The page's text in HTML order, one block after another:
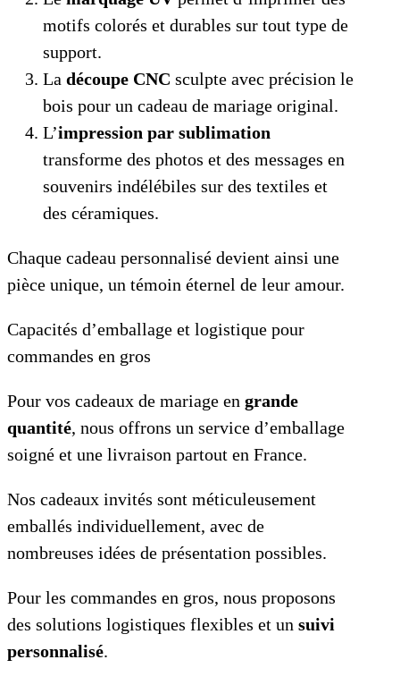
motifs colorés et durables sur tout type de
support.
La découpe CNC sculpte avec précision le
bois pour un cadeau de mariage original.
L’impression par sublimation
transforme des photos et des messages en
souvenirs indélébiles sur des textiles et
des céramiques.
Chaque cadeau personnalisé devient ainsi une
pièce unique, un témoin éternel de leur amour.
Capacités d’emballage et logistique pour
commandes en gros
Pour vos cadeaux de mariage en grande
quantité, nous offrons un service d’emballage
soigné et une livraison partout en France.
Nos cadeaux invités sont méticuleusement
emballés individuellement, avec de
nombreuses idées de présentation possibles.
Pour les commandes en gros, nous proposons
des solutions logistiques flexibles et un suivi
personnalisé.